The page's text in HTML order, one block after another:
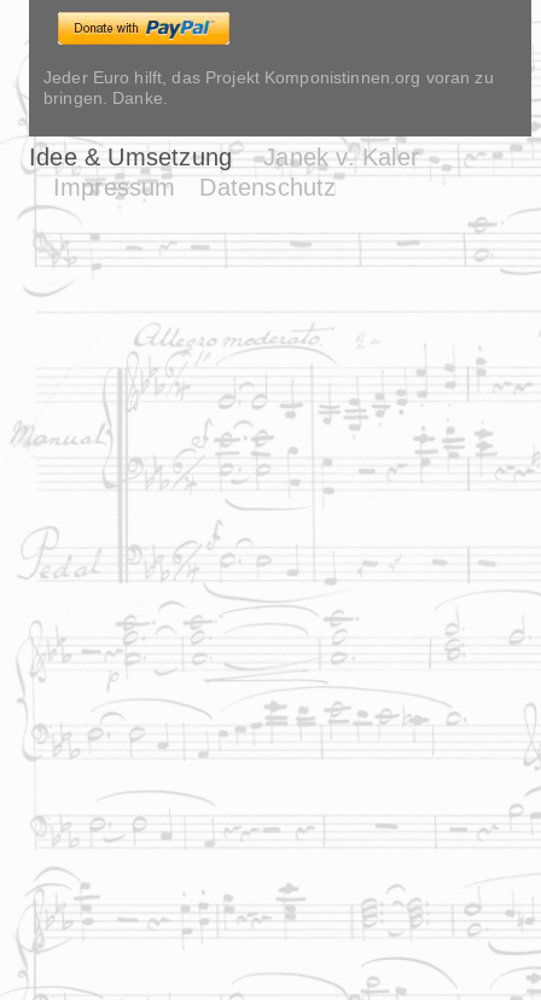
Jeder Euro hilft, das Projekt Komponistinnen.org voran zu
bringen. Danke.
Idee & Umsetzung
Janek v. Kaler
Impressum
Datenschutz